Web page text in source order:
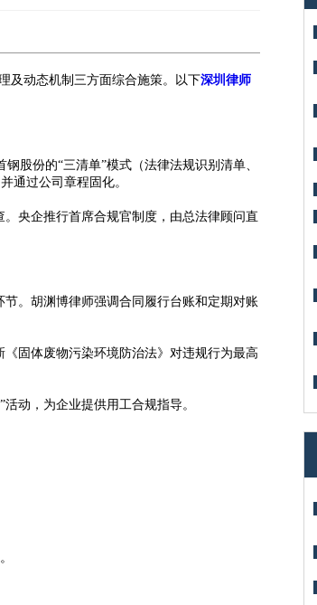
及动态机制三方面综合施策。以下深圳律师
股份的“三清单”模式（法律法规识别清单、
通过公司章程固化‌。
央企推行首席合规官制度，由总法律顾问直
。胡渊博律师强调合同履行台账和定期对账
固体废物污染环境防治法》对违规行为最高
动，为企业提供用工合规指导‌。